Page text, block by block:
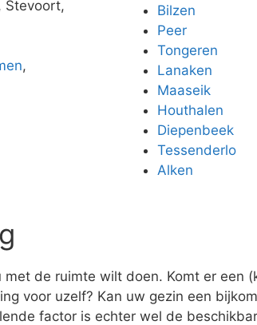
Stevoort,
,
Bilzen
Peer
Tongeren
Lanaken
Maaseik
Houthalen
Diepenbeek
Tessenderlo
Alken
de ruimte wilt doen. Komt er een
voor uzelf? Kan uw gezin een
factor is echter wel de